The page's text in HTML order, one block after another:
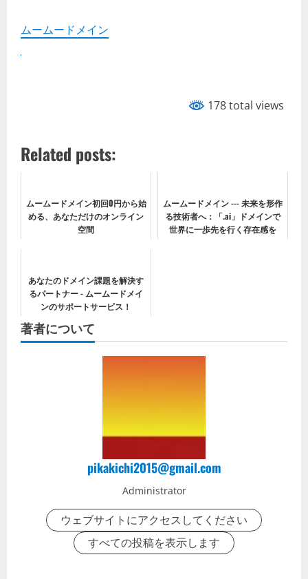
ムームードメイン
178 total views
Related posts:
ムームードメイン初回0円から始
める、あなただけのオンライン
空間
ムームードメイン --- 未来を形作
る技術者へ：「.ai」ドメインで
世界に一歩先を行く存在感を
あなたのドメイン課題を解決す
るパートナー - ムームードメイ
ンのサポートサービス！
著者について
pikakichi2015@gmail.com
Administrator
ウェブサイトにアクセスしてください
すべての投稿を表示します